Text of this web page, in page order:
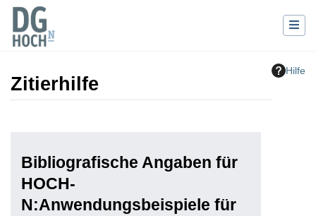
Hilfe
Zitierhilfe
Bibliografische Angaben für
HOCH-
N:Anwendungsbeispiele für